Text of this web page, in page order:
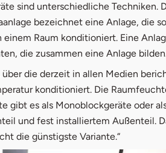
sind unterschiedliche Techniken.
bezeichnet eine Anlage, die
Raum konditioniert. Eine
die zusammen eine Anlage
die derzeit in allen Medien
konditioniert. Die
gibt es als Monoblockgeräte oder
und fest installiertem Außenteil.
die günstigste Variante.“